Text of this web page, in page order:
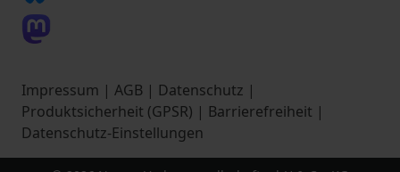
Impressum | AGB | Datenschutz |
Produktsicherheit (GPSR) | Barrierefreiheit |
Datenschutz-Einstellungen